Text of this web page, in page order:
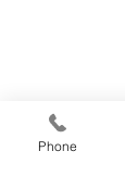
Phone